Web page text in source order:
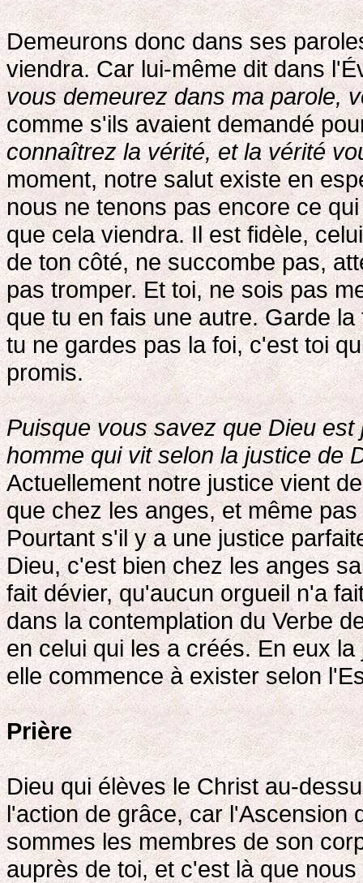
Demeurons donc dans ses
viendra. Car lui-même dit dans
vous demeurez dans ma parole,
comme s'ils avaient demandé
connaîtrez la vérité, et la vérité
moment, notre salut existe en
nous ne tenons pas encore ce
que cela viendra. Il est fidèle,
de ton côté, ne succombe pas,
pas tromper. Et toi, ne sois pas
que tu en fais une autre. Garde
tu ne gardes pas la foi, c'est toi
promis.
Puisque vous savez que Dieu
homme qui vit selon la justice de
Actuellement notre justice vient
que chez les anges, et même
Pourtant s'il y a une justice
Dieu, c'est bien chez les anges
fait dévier, qu'aucun orgueil n'a
dans la contemplation du Verbe
en celui qui les a créés. En eux
elle commence à exister selon
Prière
Dieu qui élèves le Christ au-
l'action de grâce, car l'Ascension
sommes les membres de son
auprès de toi, et c'est là que